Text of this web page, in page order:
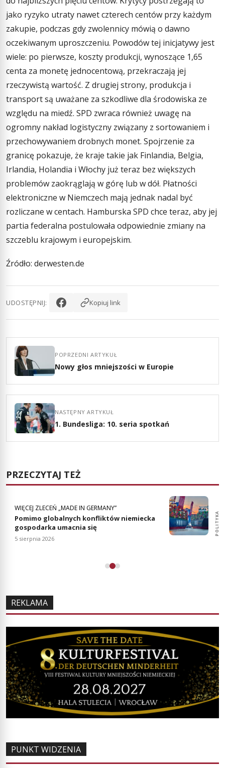
jako ryzyko utraty nawet czterech centów przy każdym
zakupie, podczas gdy zwolennicy mówią o dawno
oczekiwanym uproszczeniu. Powodów tej inicjatywy jest
wiele: po pierwsze, koszty produkcji, wynoszące 1,65
centa za monetę jednocentową, przekraczają jej
rzeczywistą wartość. Z drugiej strony, produkcja i
transport są uważane za szkodliwe dla środowiska ze
względu na miedź. SPD zwraca również uwagę na
ogromny nakład logistyczny związany z sortowaniem i
przechowywaniem drobnych monet. Spojrzenie za
granicę pokazuje, że kraje takie jak Finlandia, Belgia,
Irlandia, Holandia i Włochy już teraz bez większych
problemów zaokrąglają w górę lub w dół. Płatności
elektroniczne w Niemczech mają jednak nadal być
rozliczane w centach. Hamburska SPD chce teraz, aby jej
partia federalna postulowała odpowiednie zmiany na
szczeblu krajowym i europejskim.
Źródło: derwesten.de
UDOSTĘPNIJ: Kopiuj link
POPRZEDNI ARTYKUŁ
Nowy głos mniejszości w Europie
NASTĘPNY ARTYKUŁ
1. Bundesliga: 10. seria spotkań
PRZECZYTAJ TEŻ
WIĘCEJ ZLECEŃ „MADE IN GERMANY”
Pomimo globalnych konfliktów niemiecka
gospodarka umacnia się
5 sierpnia 2026
POLITYKA
REKLAMA
PUNKT WIDZENIA